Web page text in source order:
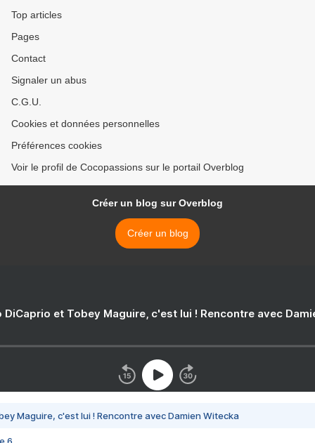
Top articles
Pages
Contact
Signaler un abus
C.G.U.
Cookies et données personnelles
Préférences cookies
Voir le profil de Cocopassions sur le portail Overblog
Créer un blog sur Overblog
Créer un blog
DiCaprio et Tobey Maguire, c'est lui ! Rencontre avec
Maguire, c'est lui ! Rencontre avec Damien Witecka